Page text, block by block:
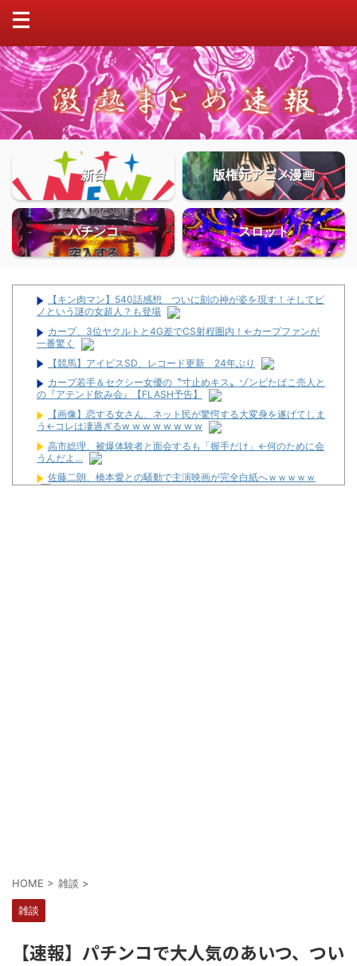
新台 版権元アニメ漫画
パチンコ スロット
【キン肉マン】540話感想 ついに刻の神が姿を現す！そしてピ
ノという謎の女超人？も登場
カープ、3位ヤクルトと4G差でCS射程圏内！←カープファンが
一番驚く
【競馬】アイビスSD、レコード更新 24年ぶり
カープ若手＆セクシー女優の〝寸止めキス〟ゾンビたばこ売人と
の『アテンド飲み会』【FLASH予告】
【画像】恋する女さん、ネット民が驚愕する大変身を遂げてしま
う←コレは凄過ぎるw w w w w w w w
高市総理、被爆体験者と面会するも「握手だけ」←何のために会
うんだよ…
佐藤二朗、橋本愛との騒動で主演映画が完全白紙へｗｗｗｗｗ
HOME > 雑談 >
雑談
【速報】パチンコで大人気のあいつ、つい